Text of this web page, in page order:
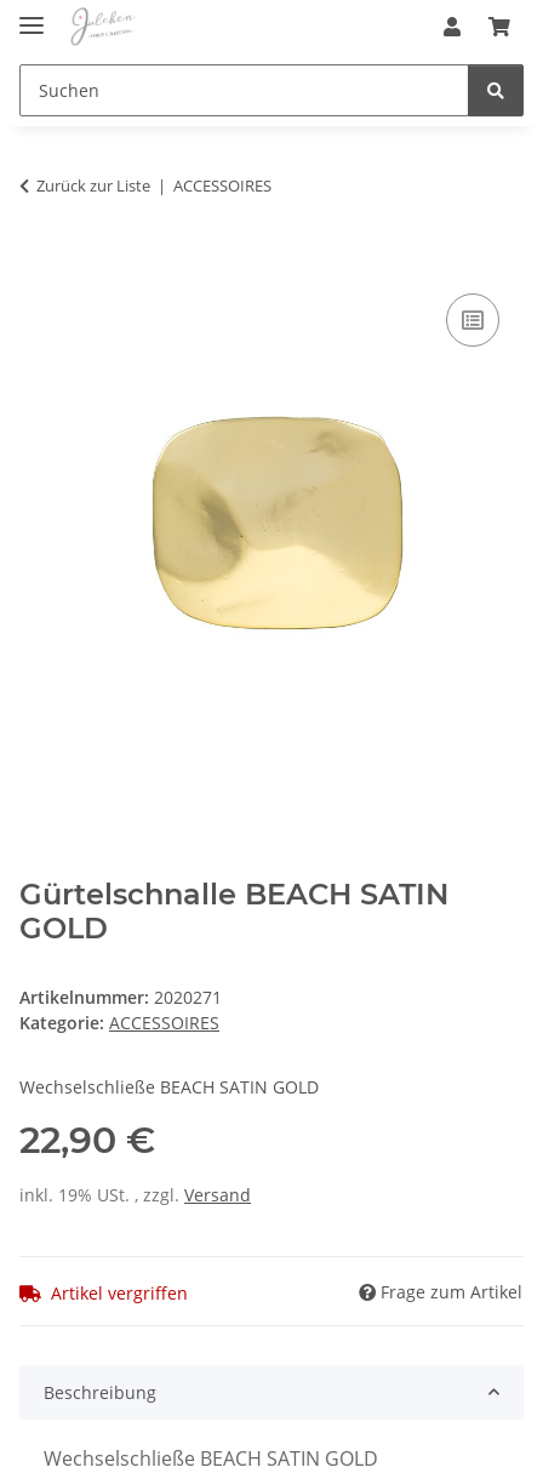
Zurück zur Liste ACCESSOIRES
Gürtelschnalle BEACH SATIN
GOLD
Artikelnummer: 2020271
Kategorie: ACCESSOIRES
Wechselschließe BEACH SATIN GOLD
22,90 €
inkl. 19% USt. , zzgl. Versand
Artikel vergriffen Frage zum Artikel
Beschreibung
Wechselschließe BEACH SATIN GOLD